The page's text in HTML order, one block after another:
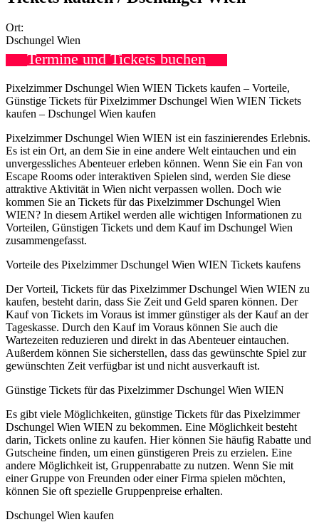
Ort:
Dschungel Wien
Termine und Tickets buchen
Pixelzimmer Dschungel Wien WIEN Tickets kaufen – Vorteile,
Günstige Tickets für Pixelzimmer Dschungel Wien WIEN Tickets
kaufen – Dschungel Wien kaufen
Pixelzimmer Dschungel Wien WIEN ist ein faszinierendes Erlebnis.
Es ist ein Ort, an dem Sie in eine andere Welt eintauchen und ein
unvergessliches Abenteuer erleben können. Wenn Sie ein Fan von
Escape Rooms oder interaktiven Spielen sind, werden Sie diese
attraktive Aktivität in Wien nicht verpassen wollen. Doch wie
kommen Sie an Tickets für das Pixelzimmer Dschungel Wien
WIEN? In diesem Artikel werden alle wichtigen Informationen zu
Vorteilen, Günstigen Tickets und dem Kauf im Dschungel Wien
zusammengefasst.
Vorteile des Pixelzimmer Dschungel Wien WIEN Tickets kaufens
Der Vorteil, Tickets für das Pixelzimmer Dschungel Wien WIEN zu
kaufen, besteht darin, dass Sie Zeit und Geld sparen können. Der
Kauf von Tickets im Voraus ist immer günstiger als der Kauf an der
Tageskasse. Durch den Kauf im Voraus können Sie auch die
Wartezeiten reduzieren und direkt in das Abenteuer eintauchen.
Außerdem können Sie sicherstellen, dass das gewünschte Spiel zur
gewünschten Zeit verfügbar ist und nicht ausverkauft ist.
Günstige Tickets für das Pixelzimmer Dschungel Wien WIEN
Es gibt viele Möglichkeiten, günstige Tickets für das Pixelzimmer
Dschungel Wien WIEN zu bekommen. Eine Möglichkeit besteht
darin, Tickets online zu kaufen. Hier können Sie häufig Rabatte und
Gutscheine finden, um einen günstigeren Preis zu erzielen. Eine
andere Möglichkeit ist, Gruppenrabatte zu nutzen. Wenn Sie mit
einer Gruppe von Freunden oder einer Firma spielen möchten,
können Sie oft spezielle Gruppenpreise erhalten.
Dschungel Wien kaufen